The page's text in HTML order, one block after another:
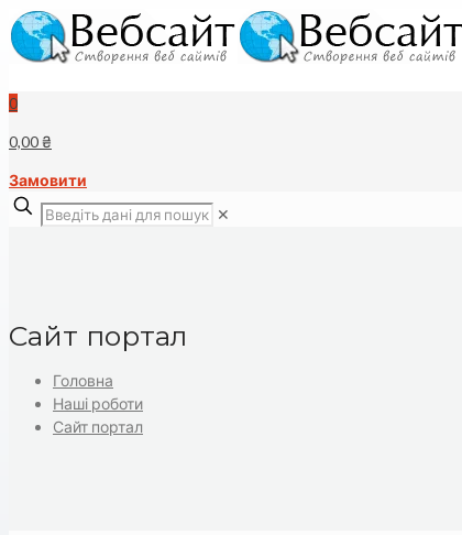
0
0,00 ₴
Замовити
✕
Сайт портал
Головна
Наші роботи
Сайт портал